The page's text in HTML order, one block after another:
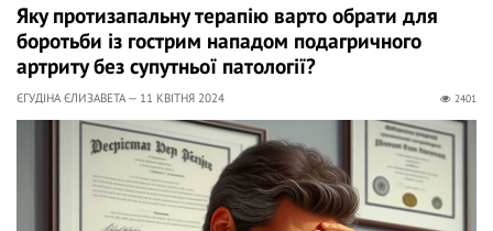
Яку протизапальну терапію варто обрати для
боротьби із гострим нападом подагричного
артриту без супутньої патології?
ЄГУДІНА ЄЛИЗАВЕТА — 11 КВІТНЯ 2024 2401